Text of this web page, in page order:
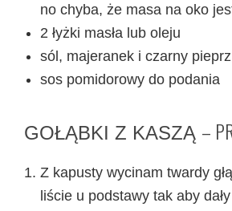
no chyba, że masa na oko
2 łyżki masła lub oleju
sól, majeranek i czarny
sos pomidorowy do podania
GOŁĄBKI Z KASZĄ –
Z kapusty wycinam twardy
liście u podstawy tak aby